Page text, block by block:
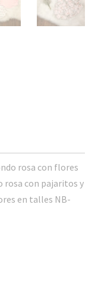
rosa con flores
rosa con pajaritos y
en talles NB-